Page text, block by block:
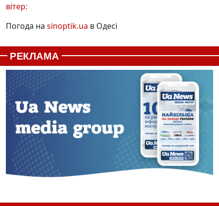
вітер:
Погода на sinoptik.ua в Одесі
РЕКЛАМА